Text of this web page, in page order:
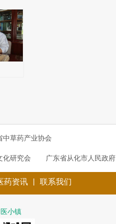
中草药产业协会
化研究会 广东省从化市人民政府
药资讯 | 联系我们
小镇